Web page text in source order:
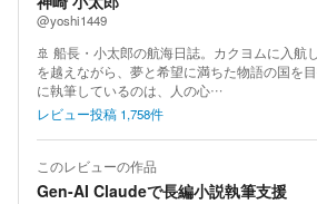
@yoshi1449
​🚢 船長・小太郎の航海日誌。​カクヨムに入航
を越えながら、夢と希望に満ちた物語の国を
に執筆しているのは、人の心…
レビュー投稿 1,758件
このレビューの作品
Gen-AI Claudeで長編小説執筆支援